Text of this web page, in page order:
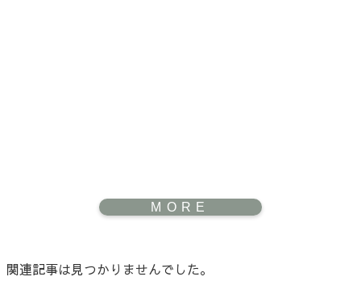
関連記事は見つかりませんでした。